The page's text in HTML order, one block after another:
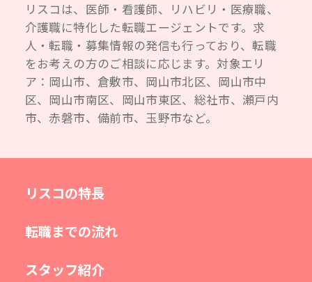
リスコは、医師・看護師、リハビリ・医療職、
介護職に特化した転職エージェントです。求
人・転職・募集情報の発信も行っており、転職
をお考えの方のご相談に応じます。対象エリ
ア：岡山市、倉敷市、岡山市北区、岡山市中
区、岡山市南区、岡山市東区、総社市、瀬戸内
市、赤磐市、備前市、玉野市など。
リスコの特長
転職までの流れ
スタッフ紹介